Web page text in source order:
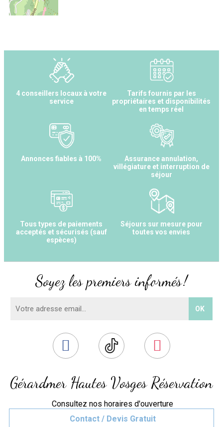
4 conseillers locaux à votre
service
Tarifs fournis par les
propriétaires et disponibilités
en temps réel
Annonces fiables à 100%
Assurance annulation,
villégiature et interruption de
séjour
Tous types de paiements
acceptés et sécurisés (sauf
espèces)
Séjours sur mesure pour
toutes vos envies
Gérardmer Hautes Vosges Réservation
Consultez nos horaires d'ouverture
Contact / Devis Gratuit
Soyez les premiers informés !